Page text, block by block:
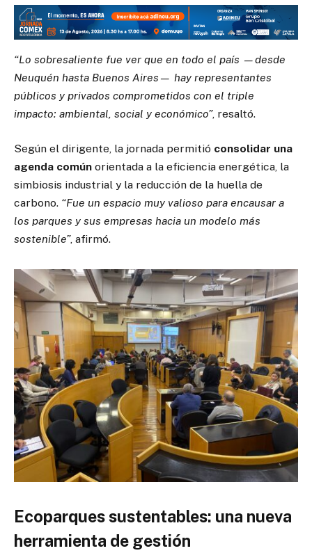
“Lo sobresaliente fue ver que en todo el país —desde
Neuquén hasta Buenos Aires— hay representantes
públicos y privados comprometidos con el triple
impacto: ambiental, social y económico”, resaltó.
Según el dirigente, la jornada permitió consolidar una
agenda común orientada a la eficiencia energética, la
simbiosis industrial y la reducción de la huella de
carbono. “Fue un espacio muy valioso para encausar a
los parques y sus empresas hacia un modelo más
sostenible”, afirmó.
Ecoparques sustentables: una nueva
herramienta de gestión